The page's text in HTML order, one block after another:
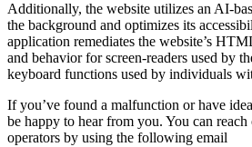
Additionally, the website utilizes an AI-
the background and optimizes its
application remediates the website’s
and behavior for screen-readers used by
keyboard functions used by individuals
If you’ve found a malfunction or have
be happy to hear from you. You can reach
operators by using the following email